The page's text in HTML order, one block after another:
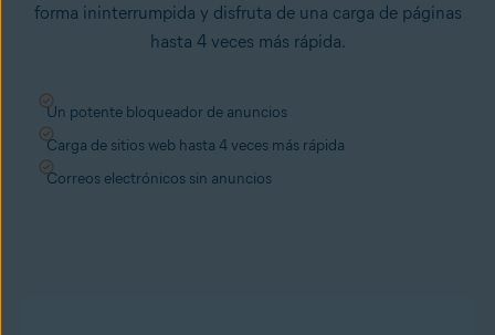
forma ininterrumpida y disfruta de una carga de páginas
hasta 4 veces más rápida.
Un potente bloqueador de anuncios
Carga de sitios web hasta 4 veces más rápida
Correos electrónicos sin anuncios